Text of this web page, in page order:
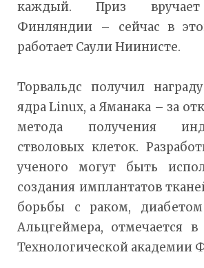
каждый. Приз вручает
Финляндии – сейчас в
работает Саули Ниинисте.
Торвальдс получил
ядра Linux, а Яманака – за
метода получения
стволовых клеток.
ученого могут быть
создания имплантатов
борьбы с раком,
Альцгеймера, отмечается в
Технологической академии